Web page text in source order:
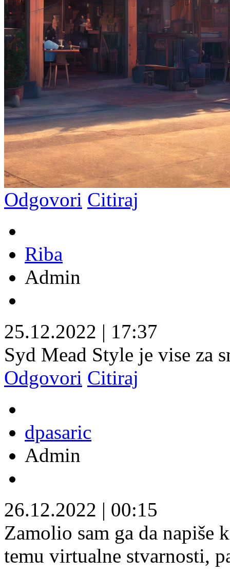
Odgovori Citiraj
Riba
Admin
25.12.2022 | 17:37
Syd Mead Style je vise za
Odgovori Citiraj
dpasaric
Admin
26.12.2022 | 00:15
Zamolio sam ga da napiše
temu virtualne stvarnosti,